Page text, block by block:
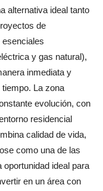
alternativa ideal tanto
de
y gas natural),
inmediata y
La zona
evolución, con
residencial
calidad de vida,
como una de las
ideal para
en un área con